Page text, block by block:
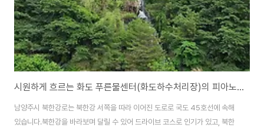
시원하게 흐르는 화도 푸른물센터(화도하수처리장)의 피아노폭포
남양주시 북한강로는 북한강 서쪽을 따라 이어진 도로로 국도 45호선에 속해
있습니다.북한강을 바라보며 달릴 수 있어 드라이브 코스로 인기가 있고, 북한